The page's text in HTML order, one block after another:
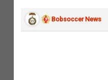
Bobsoccer News